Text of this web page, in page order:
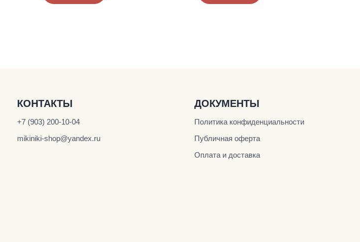
+7 (903) 200-10-04
mikiniki-shop@yandex.ru
КОНТАКТЫ
Политика конфиденциальности
Публичная оферта
Оплата и доставка
ДОКУМЕНТЫ